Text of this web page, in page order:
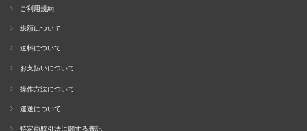
ご利用規約
総額について
送料について
お支払いについて
操作方法について
運送について
特定商取引法に関する表記